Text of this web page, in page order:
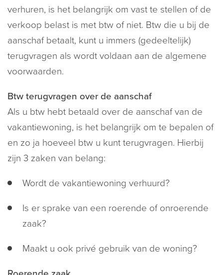
verhuren, is het belangrijk om vast te stellen of de
verkoop belast is met btw of niet. Btw die u bij de
aanschaf betaalt, kunt u immers (gedeeltelijk)
terugvragen als wordt voldaan aan de algemene
voorwaarden.
Btw terugvragen over de aanschaf
Als u btw hebt betaald over de aanschaf van de
vakantiewoning, is het belangrijk om te bepalen of
en zo ja hoeveel btw u kunt terugvragen. Hierbij
zijn 3 zaken van belang:
Wordt de vakantiewoning verhuurd?
Is er sprake van een roerende of onroerende
zaak?
Maakt u ook privé gebruik van de woning?